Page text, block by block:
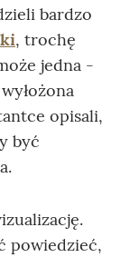
bardzo
, trochę
jedna -
opisali,
być
powiedzieć,